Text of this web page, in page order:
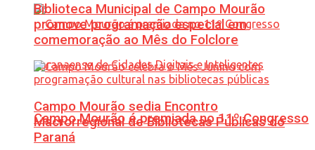
Campo Mourão é premiada no 11º Congresso
Biblioteca Municipal de Campo Mourão
promove programação especial em
comemoração ao Mês do Folclore
Campo Mourão sedia Encontro
Macrorregional de Bibliotecas Públicas do
Paraná